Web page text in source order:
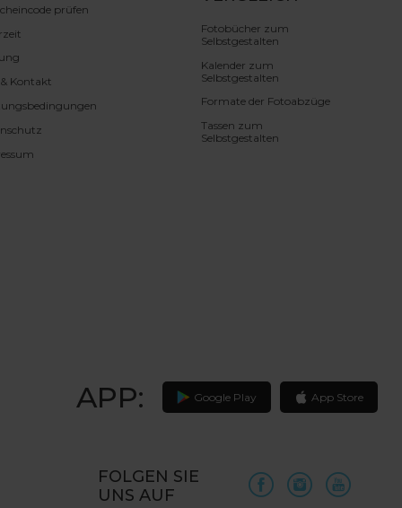
prüfen
Kontakt
Fotobücher zum
Selbstgestalten
Kalender zum
Selbstgestalten
Formate der Fotoabzüge
Tassen zum
Selbstgestalten
APP: Google Play App Store
FOLGEN SIE
UNS AUF